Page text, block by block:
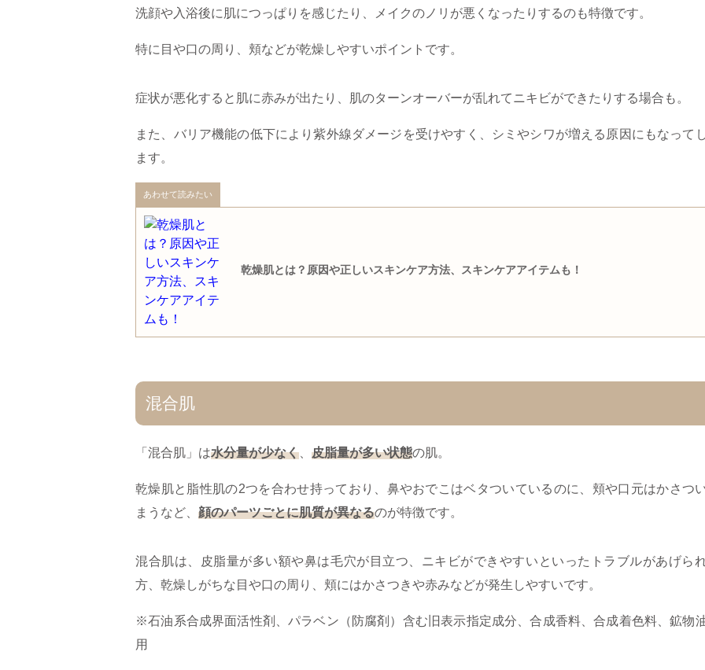
洗顔や入浴後に肌につっぱりを感じたり、メイクのノリが悪くなったりするのも特徴です。
特に目や口の周り、頬などが乾燥しやすいポイントです。
症状が悪化すると肌に赤みが出たり、肌のターンオーバーが乱れてニキビができたりする場合も。
また、バリア機能の低下により紫外線ダメージを受けやすく、シミやシワが増える原因にもなって
ます。
あわせて読みたい
乾燥肌とは？原因や正しいスキンケア方法、スキンケアアイテムも！
混合肌
「​混合肌」は水分量が少なく 皮脂量が多い状態の肌。
乾燥肌と脂性肌の2つを合わせ持っており、鼻やおでこはベタついているのに、頬や口元はかさつ
まうなど、 顔のパーツごとに肌質が異なるのが特徴です。
混合肌は、皮脂量が多い額や鼻は毛穴が目立つ、ニキビができやすいといったトラブルがあげら
方、乾燥しがちな目や口の周り、頬にはかさつきや赤みなどが発生しやすいです。
※石油系合成界面活性剤、パラベン（防腐剤）含む旧表示指定成分、合成香料、合成着色料、鉱物
用